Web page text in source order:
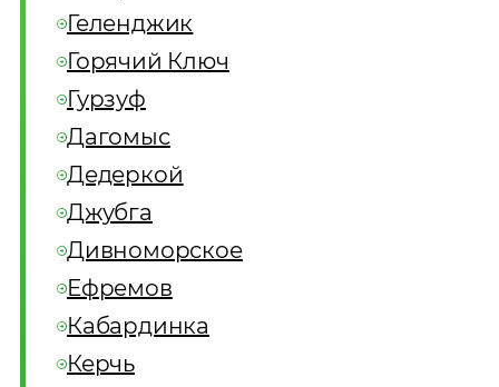
Геленджик
Горячий Ключ
Гурзуф
Дагомыс
Дедеркой
Джубга
Дивноморское
Ефремов
Кабардинка
Керчь